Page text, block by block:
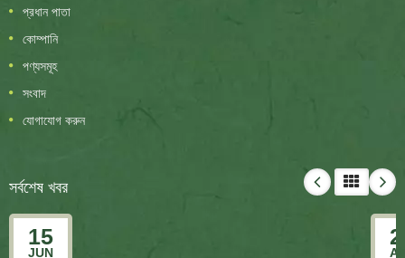
প্রধান পাতা
কোম্পানি
পণ্যসমূহ
সংবাদ
যোগাযোগ করুন
সর্বশেষ খবর
15
JUN